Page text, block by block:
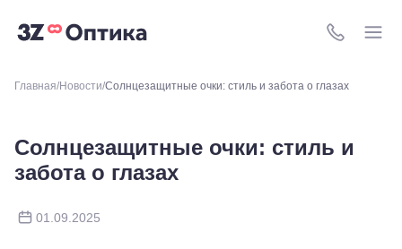
8 (800) 511-
Главная Новости Солнцезащитные очки: стиль и забота о глазах
Солнцезащитные очки: стиль и
забота о глазах
01.09.2025
м.
Снежная
Новочеремушкинская,
Ессентуки, ул.
Пермь, ул.